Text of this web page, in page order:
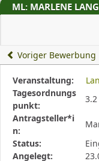
ML: MARLENE
Voriger Bewerbung
Diese
Tabelle
beschreibt
den
Status,
die
Antragstellerin
Veranstaltung:
Tagesordnungs
punkt:
Antragsteller*i
n:
Status:
Angelegt: